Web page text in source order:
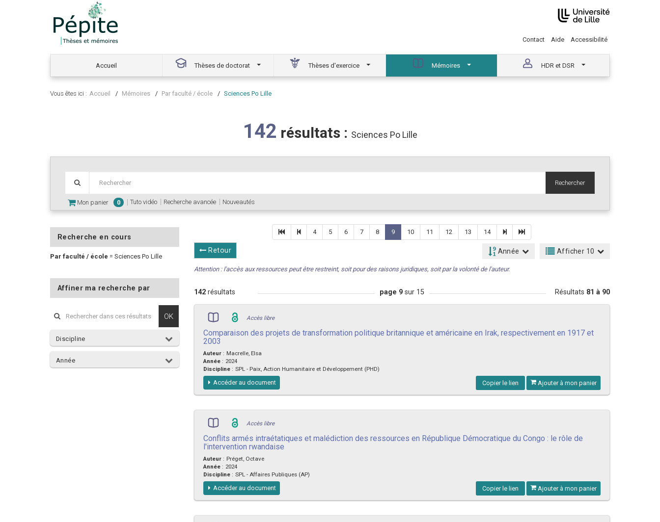
Contact Aide Accessibilité
Accueil Thèses de doctorat Thèses d'exercice Mémoires HDR et DSR
Vous êtes ici : Accueil Mémoires Par faculté / école Sciences Po Lille
142 résultats : Sciences Po Lille
Rechercher
Mon panier 0 Tuto vidéo Recherche avancée Nouveautés
Recherche en cours
Par faculté / école = Sciences Po Lille
Affiner ma recherche par
OK
Discipline
Année
4 5 6 7 8 9 10 11 12 13 14
Retour Année Afficher 10
Attention : l'accès aux ressources peut être restreint, soit pour des raisons juridiques, soit par la volonté de l'auteur.
142résultats page 9sur 15 Résultats 81 à 90
Accès libre
Comparaison des projets de transformation politique britannique et américaine en Irak, respectivement en 1917 et
2003
Auteur : Macrelle, Elsa
Année : 2024
Discipline : SPL - Paix, Action Humanitaire et Développement (PHD)
Copier le lien Ajouter à mon panier
Accéder au document
Accès libre
Conflits armés intraétatiques et malédiction des ressources en République Démocratique du Congo : le rôle de
l'intervention rwandaise
Auteur : Préget, Octave
Année : 2024
Discipline : SPL - Affaires Publiques (AP)
Copier le lien Ajouter à mon panier
Accéder au document